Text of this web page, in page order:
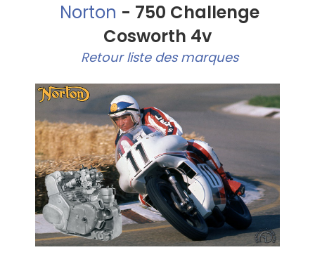
Norton - 750 Challenge
Cosworth 4v
Retour liste des marques